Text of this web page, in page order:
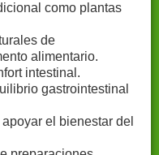
como plantas
de
alimentario.
intestinal.
gastrointestinal
el bienestar del